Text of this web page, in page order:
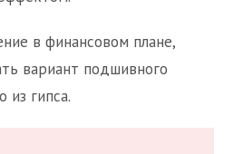
в финансовом плане,
вариант подшивного
из гипса.